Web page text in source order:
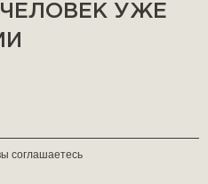
ЧЕЛОВЕК УЖЕ
соглашаетесь